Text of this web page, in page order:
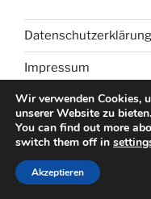
Datenschutzerklärung
Impressum
Wir verwenden Cookies,
unserer Website zu bieten.
You can find out more
switch them off in
Akzeptieren